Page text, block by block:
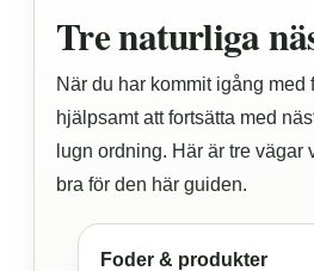
Tre naturliga
När du har kommit igång med
hjälpsamt att fortsätta med
lugn ordning. Här är tre vägar
bra för den här guiden.
Foder & produkter